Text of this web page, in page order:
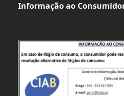
Informação ao